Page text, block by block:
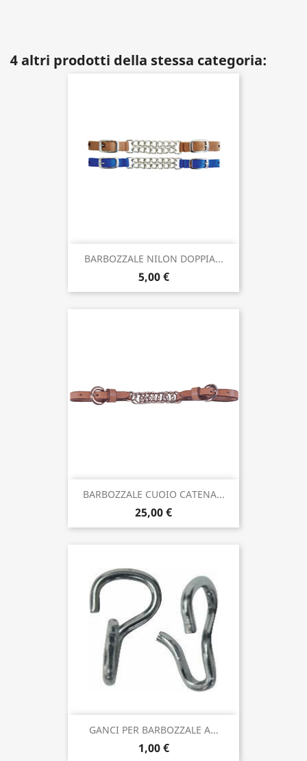
4 altri prodotti della stessa categoria:
BARBOZZALE NILON DOPPIA...
5,00 €
BARBOZZALE CUOIO CATENA...
25,00 €
GANCI PER BARBOZZALE A...
1,00 €